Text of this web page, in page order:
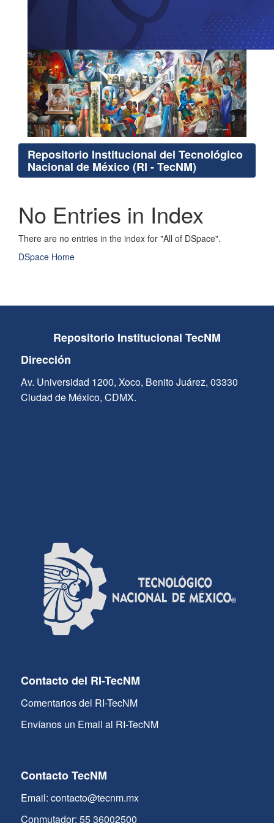
Repositorio Institucional del Tecnológico
Nacional de México (RI - TecNM)
No Entries in Index
There are no entries in the index for "All of DSpace".
DSpace Home
Repositorio Institucional TecNM
Dirección
Av. Universidad 1200, Xoco, Benito Juárez, 03330
Ciudad de México, CDMX.
Contacto del RI-TecNM
Comentarios del RI-TecNM
Envíanos un Email al RI-TecNM
Contacto TecNM
Email: contacto@tecnm.mx
Conmutador: 55 36002500